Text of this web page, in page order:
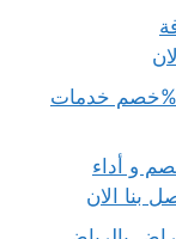
نظافة
شركة تنظيف مستودعات بالرياض بـ32%خصم خدمات
بالرياض بـ35%خصم و أداء